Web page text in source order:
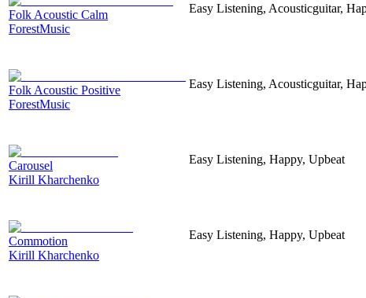
Folk Acoustic Calm
ForestMusic
Easy Listening, Acousticguitar,
Folk Acoustic Positive
ForestMusic
Easy Listening, Acousticguitar,
Carousel
Kirill Kharchenko
Easy Listening, Happy, Upbeat
Commotion
Kirill Kharchenko
Easy Listening, Happy, Upbeat